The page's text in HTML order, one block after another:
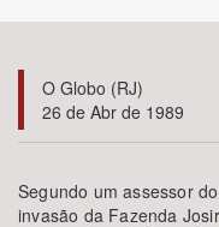
Subtema
Área de Levantamento
Área Protegida
O Globo (RJ)
26 de Abr de 1989
Segundo um assessor
invasão da Fazenda